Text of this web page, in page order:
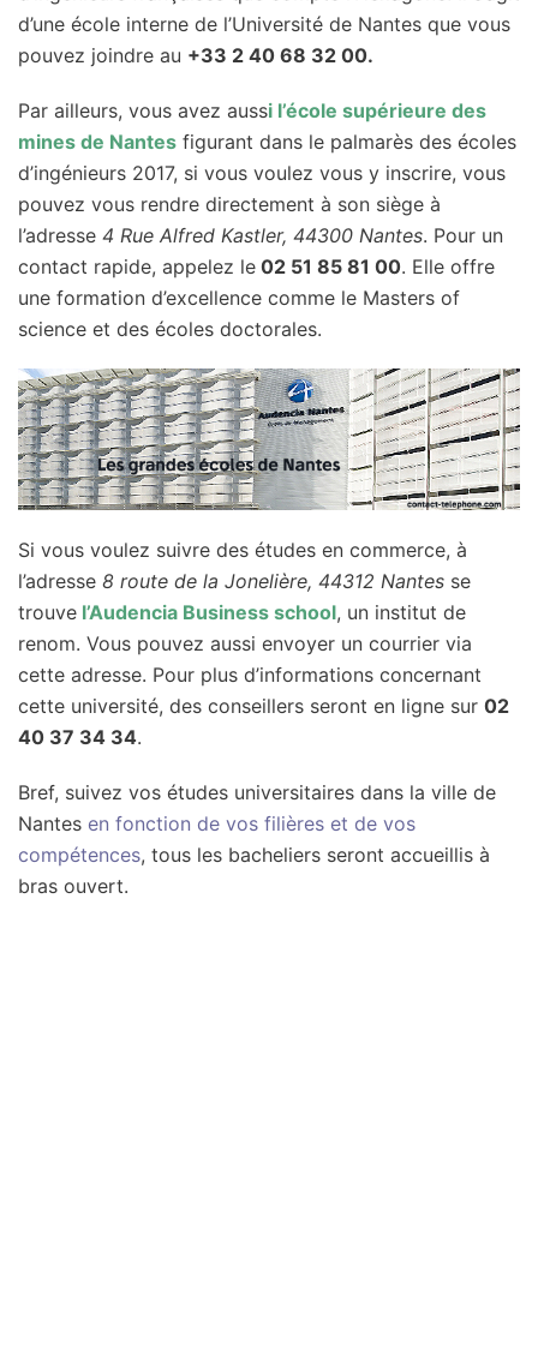
d’une école interne de l’Université de Nantes que vous
pouvez joindre au +33 2 40 68 32 00.
Par ailleurs, vous avez aussi l’école supérieure des
mines de Nantes figurant dans le palmarès des écoles
d’ingénieurs 2017, si vous voulez vous y inscrire, vous
pouvez vous rendre directement à son siège à
l’adresse 4 Rue Alfred Kastler, 44300 Nantes. Pour un
contact rapide, appelez le 02 51 85 81 00. Elle offre
une formation d’excellence comme le Masters of
science et des écoles doctorales.
Si vous voulez suivre des études en commerce, à
l’adresse 8 route de la Jonelière, 44312 Nantes se
trouve l’Audencia Business school, un institut de
renom. Vous pouvez aussi envoyer un courrier via
cette adresse. Pour plus d’informations concernant
cette université, des conseillers seront en ligne sur 02
40 37 34 34.
Bref, suivez vos études universitaires dans la ville de
Nantes en fonction de vos filières et de vos
compétences, tous les bacheliers seront accueillis à
bras ouvert.